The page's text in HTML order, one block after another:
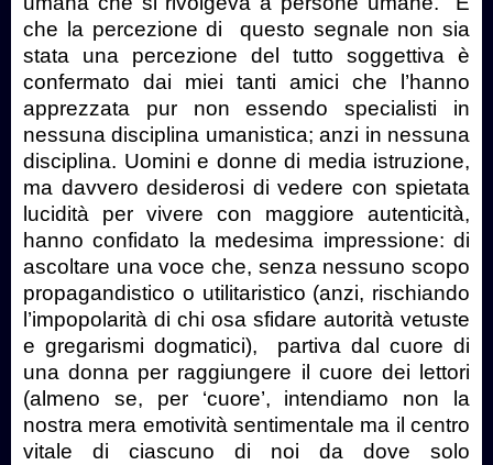
che la percezione di
questo segnale non sia
stata una percezione del tutto soggettiva è
confermato dai miei tanti amici che l’hanno
apprezzata pur non essendo specialisti in
nessuna disciplina umanistica; anzi in nessuna
disciplina. Uomini e donne di media istruzione,
ma davvero desiderosi di vedere con spietata
lucidità per vivere con maggiore autenticità,
hanno confidato la medesima impressione: di
ascoltare una voce che, senza nessuno scopo
propagandistico o utilitaristico (anzi, rischiando
l’impopolarità di chi osa sfidare autorità vetuste
e gregarismi dogmatici),
partiva dal cuore di
una donna per raggiungere il cuore dei lettori
(almeno se, per ‘cuore’, intendiamo non la
nostra mera emotività sentimentale ma il centro
vitale di ciascuno di noi da dove solo